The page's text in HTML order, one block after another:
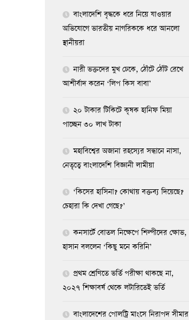
বাংলাদেশি বৃদ্ধকে ধরে নিয়ে যাওয়ার
অভিযোগে ভারতীয় নাগরিককে ধরে আনলো
স্থানীয়রা
নারী ভক্তদের মুখ ঢেকে, ঠোঁটে ঠোঁট রেখে
আশীর্বাদ করেন ‘লিপ কিস বাবা’
২০ টাকার টিকিটে কৃষক হানিফ মিয়া
পাচ্ছেন ৩০ লাখ টাকা
মহাবিশ্বের অজানা রহস্যের সন্ধানে নাসা,
নেতৃত্বে বাংলাদেশি বিজ্ঞানী লামীয়া
‘কিসের হাসিনা? কোথায় বক্তব্য দিয়েছে?
চেহারা কি দেখা গেছে?’
কনসার্টে বোতল নিক্ষেপে শিল্পীদের ক্ষোভ,
হাসান বললেন ‘কিছু মনে করিনি’
প্রথম শ্রেণিতে ভর্তি পরীক্ষা থাকছে না,
২০২৭ শিক্ষাবর্ষ থেকে লটারিতেই ভর্তি
বাংলাদেশের পোলট্রি মাংসে নিরাপদ সীমার